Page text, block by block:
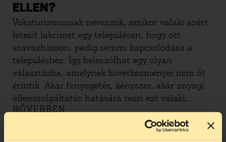
ELLEN?
Voksturizmusnak nevezzük, amikor valaki azért
létesít lakcímet egy településen, hogy ott
szavazhasson, pedig semmi kapcsolódása a
településhez. Így beleszólhat egy olyan
választásba, amelynek következményei nem őt
érintik. Akár fenyegetés, kényszer, akár anyagi
ellenszolgáltatás hatására teszi ezt valaki,
mindenképpen sérti a választási eljárási törvény
alapelveit. Az alábbi tájékoztatóban segítséget
nyújtunk ahhoz, hogy milyen eszközökkel tudsz
BŐVEBBEN